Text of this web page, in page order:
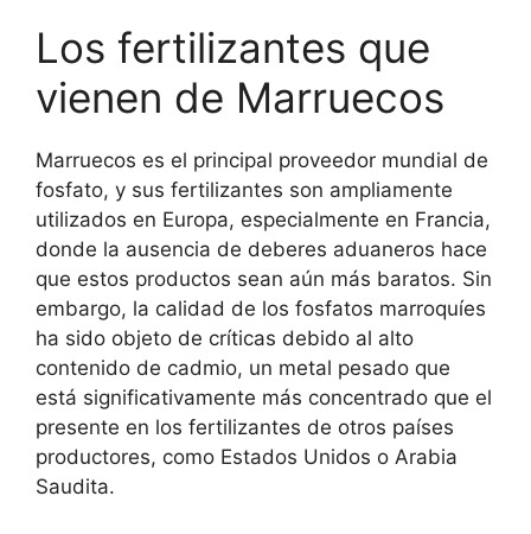
Los fertilizantes que
vienen de Marruecos
Marruecos es el principal proveedor mundial de
fosfato, y sus fertilizantes son ampliamente
utilizados en Europa, especialmente en Francia,
donde la ausencia de deberes aduaneros hace
que estos productos sean aún más baratos. Sin
embargo, la calidad de los fosfatos marroquíes
ha sido objeto de críticas debido al alto
contenido de cadmio, un metal pesado que
está significativamente más concentrado que el
presente en los fertilizantes de otros países
productores, como Estados Unidos o Arabia
Saudita.